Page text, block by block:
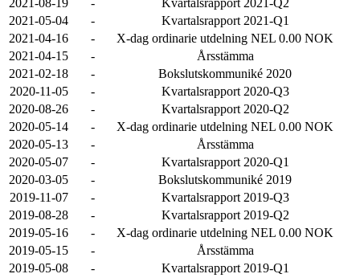
2021-08-19 -
Kvartalsrapport 2021-Q2
2021-05-04
-
Kvartalsrapport 2021-Q1
2021-04-16
-
X-dag ordinarie utdelning NEL 0.00 NOK
2021-04-15
-
Årsstämma
2021-02-18
-
Bokslutskommuniké 2020
2020-11-05
-
Kvartalsrapport 2020-Q3
2020-08-26
-
Kvartalsrapport 2020-Q2
2020-05-14
-
X-dag ordinarie utdelning NEL 0.00 NOK
2020-05-13
-
Årsstämma
2020-05-07
-
Kvartalsrapport 2020-Q1
2020-03-05
-
Bokslutskommuniké 2019
2019-11-07
-
Kvartalsrapport 2019-Q3
2019-08-28
-
Kvartalsrapport 2019-Q2
2019-05-16
-
X-dag ordinarie utdelning NEL 0.00 NOK
2019-05-15
-
Årsstämma
2019-05-08
-
Kvartalsrapport 2019-Q1